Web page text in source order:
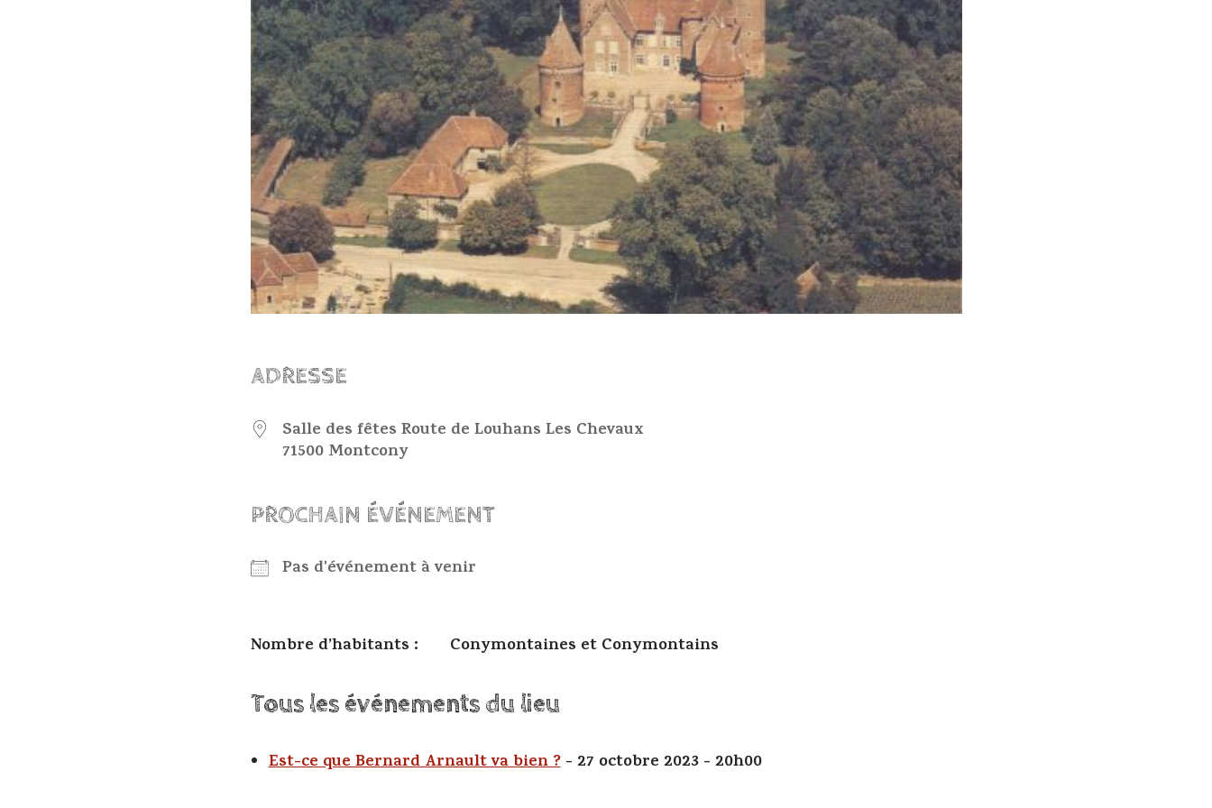
ADRESSE
Salle des fêtes Route de Louhans Les Chevaux
71500 Montcony
PROCHAIN ÉVÉNEMENT
Pas d'événement à venir
Nombre d’habitants : Conymontaines et Conymontains
Tous les événements du lieu
Est-ce que Bernard Arnault va bien ?- 27 octobre 2023 - 20h00